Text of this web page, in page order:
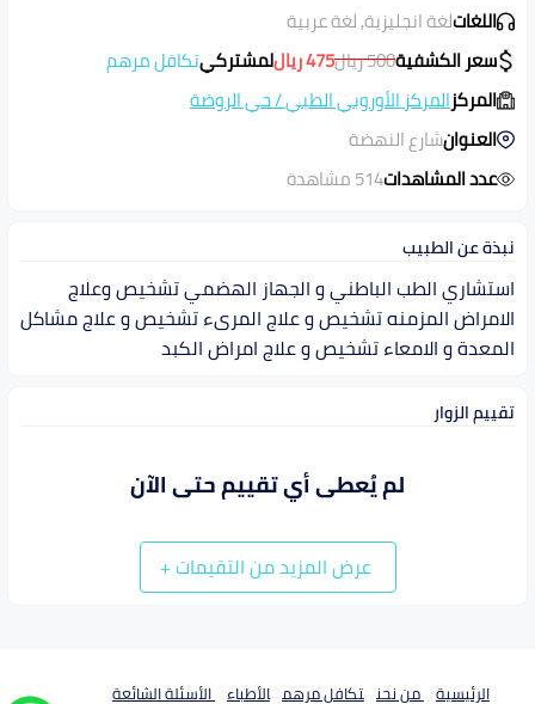
اللغاتلغة انجليزية, لغة عربية
سعر الكشفية500ريال475رياللمشتركيتكافل مرهم
المركزالمركز الأوروبي الطبي/حي الروضة
العنوانشارع النهضة
عدد المشاهدات514 مشاهدة
نبذة عن الطبيب
استشاري الطب الباطني و الجهاز الهضمي تشخيص وعلاج
الامراض المزمنه تشخيص و علاج المرىء تشخيص و علاج مشاكل
المعدة و الامعاء تشخيص و علاج امراض الكبد
تقييم الزوار
لم يُعطى أي تقييم حتى الآن
عرض المزيد من التقيمات +
الرئيسية من نحن تكافل مرهم الأطباء الأسئلة الشائعة